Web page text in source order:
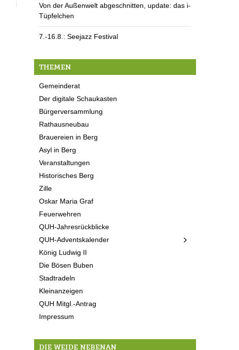
Von der Außenwelt abgeschnitten, update: das i-
Tüpfelchen
7.-16.8.: Seejazz Festival
THEMEN
Gemeinderat
Der digitale Schaukasten
Bürgerversammlung
Rathausneubau
Brauereien in Berg
Asyl in Berg
Veranstaltungen
Historisches Berg
Zille
Oskar Maria Graf
Feuerwehren
QUH-Jahresrückblicke
QUH-Adventskalender
König Ludwig II
Die Bösen Buben
Stadtradeln
Kleinanzeigen
QUH Mitgl.-Antrag
Impressum
DIE WEIDE NEBENAN